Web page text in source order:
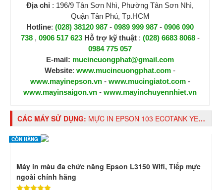
Địa chỉ : 196/9 Tân Sơn Nhì, Phường Tân Sơn Nhì,
Quận Tân Phú, Tp.HCM
Hotline: (028) 38120 987 - 0989 999 987 - 0906 090
738, 0906 517 623 Hỗ trợ kỹ thuật : (028) 6683 8068-
0984 775 057
E-mail: mucincuongphat@gmail.com
Website: www.mucincuongphat.com -
www.mayinepson.vn- www.mucingiatot.com-
www.mayinsaigon.vn - www.mayinchuyennhiet.vn
CÁC MÁY SỬ DỤNG: MỰC IN EPSON 103 ECOTANK YELLOW INK BOTTLE (C13T00V400)
CÒN HÀNG
Máy in màu đa chức năng Epson L3150 Wifi, Tiếp mực
ngoài chính hãng